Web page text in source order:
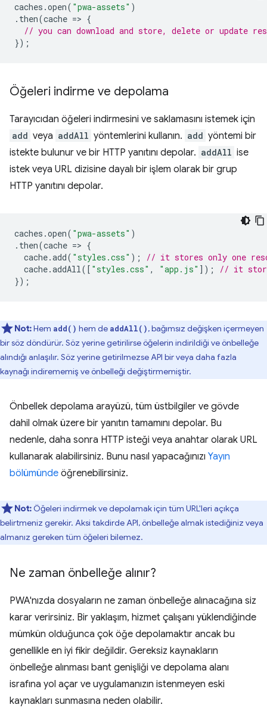
caches .open( "pwa-assets" )
. then(cache => {
// you can download and store, delete or update
});
Öğeleri indirme ve depolama
Tarayıcıdan öğeleri indirmesini ve saklamasını istemek için
add veya addAll yöntemlerini kullanın. add yöntemi bir
istekte bulunur ve bir HTTP yanıtını depolar. addAll ise
istek veya URL dizisine dayalı bir işlem olarak bir grup
HTTP yanıtını depolar.
caches .open( "pwa-assets" )
. then(cache => {
cache.add( "styles.css" );
// it stores only one
cache.addAll([ "styles.css" , "app.js" ]);
// it
});
Not:Hem add() hem de addAll(), bağımsız değişken içermeyen
bir söz döndürür. Söz yerine getirilirse öğelerin indirildiği ve önbelleğe
alındığı anlaşılır. Söz yerine getirilmezse API bir veya daha fazla
kaynağı indirememiş ve önbelleği değiştirmemiştir.
Önbellek depolama arayüzü, tüm üstbilgiler ve gövde
dahil olmak üzere bir yanıtın tamamını depolar. Bu
nedenle, daha sonra HTTP isteği veya anahtar olarak URL
kullanarak alabilirsiniz. Bunu nasıl yapacağınızı Yayın
bölümünde öğrenebilirsiniz.
Not: Öğeleri indirmek ve depolamak için tüm URL'leri açıkça
belirtmeniz gerekir. Aksi takdirde API, önbelleğe almak istediğiniz veya
almanız gereken tüm öğeleri bilemez.
Ne zaman önbelleğe alınır?
PWA'nızda dosyaların ne zaman önbelleğe alınacağına siz
karar verirsiniz. Bir yaklaşım, hizmet çalışanı yüklendiğinde
mümkün olduğunca çok öğe depolamaktır ancak bu
genellikle en iyi fikir değildir. Gereksiz kaynakların
önbelleğe alınması bant genişliği ve depolama alanı
israfına yol açar ve uygulamanızın istenmeyen eski
kaynakları sunmasına neden olabilir.